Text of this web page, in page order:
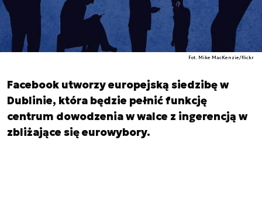
Fot. Mike MacKenzie/flickr
Facebook utworzy europejską siedzibę w
Dublinie, która będzie pełnić funkcję
centrum dowodzenia w walce z ingerencją w
zbliżające się eurowybory.